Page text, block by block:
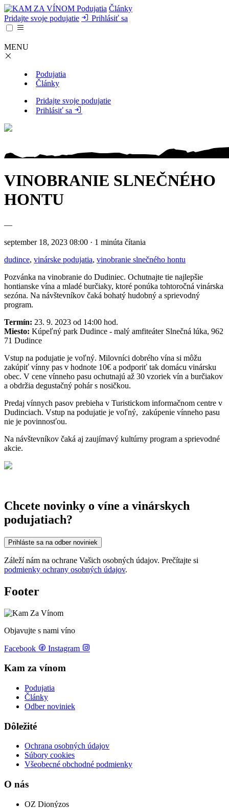
Podujatia Články
Pridajte svoje podujatie
Prihlásiť sa
MENU
Podujatia
Články
Pridajte svoje podujatie
Prihlásiť sa
VINOBRANIE SLNEČNÉHO
HONTU
—
september 18, 2023 08:00 · 1 minúta čítania
dudince, vinárske podujatia, vinobranie slnečného hontu
Pozvánka na vinobranie do Dudiniec. Ochutnajte tie najlepšie
hontianske vína a mladé burčiaky, ktoré ponúka tohtoročná vinárska
sezóna. Na návštevníkov čaká bohatý hudobný a sprievodný
program.
Termín: 23. 9. 2023 od 14:00 hod.
Miesto: Kúpeľný park Dudince - malý amfiteáter Slnečná lúka, 962
71 Dudince
Vstup na podujatie je voľný. Milovníci dobrého vína si môžu
zakúpiť vínny pas v hodnote 10€ a podporiť tak domácu vinársku
obec. V cene vínneho pasu ochutnajú až 30 vzoriek vín a burčiakov
a obdržia degustačný pohár s nosičkou.
Predaj vínnych pasov prebieha v Turistickom informačnom centre v
Dudinciach. Vstup na podujatie je voľný, zakúpenie vínneho pasu
nie je povinnosťou.
Na návštevníkov čaká aj zaujímavý kultúrny program a sprievodné
akcie.
Chcete novinky o víne a vinárskych
podujatiach?
Prihláste sa na odber noviniek
Záleží nám na ochrane Vašich osobných údajov. Prečítajte si
podmienky ochrany osobných údajov.
Footer
Objavujte s nami víno
Facebook Instagram
Kam za vínom
Podujatia
Články
Odber noviniek
Dôležité
Ochrana osobných údajov
Súbory cookies
Všeobecné obchodné podmienky
O nás
OZ Dionýzos